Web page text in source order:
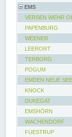
EMS
VERSEN WEHR
PAPENBURG
WEENER
LEERORT
TERBORG
POGUM
EMDEN NEUE
KNOCK
DUKEGAT
EMSHÖRN
WACHENDORF
FUESTRUP